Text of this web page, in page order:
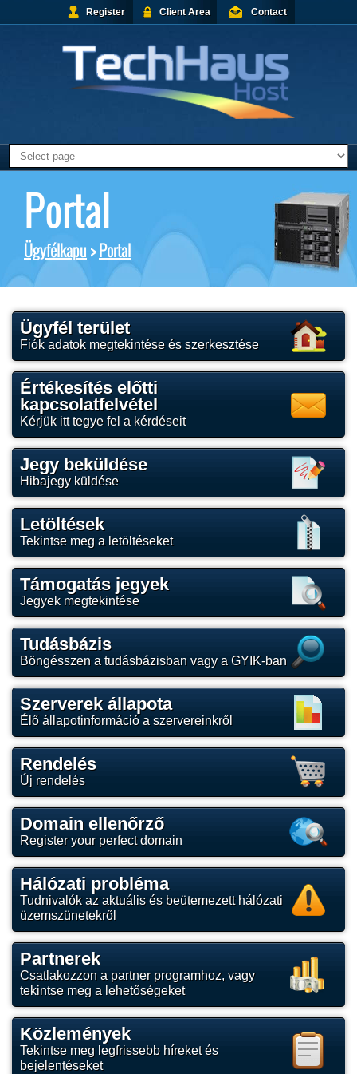
Register Client Area Contact
Portal
Ügyfélkapu >Portal
Ügyfél terület
Fiók adatok megtekintése és szerkesztése
Értékesítés előtti
kapcsolatfelvétel
Kérjük itt tegye fel a kérdéseit
Jegy beküldése
Hibajegy küldése
Letöltések
Tekintse meg a letöltéseket
Támogatás jegyek
Jegyek megtekintése
Tudásbázis
Böngésszen a tudásbázisban vagy a GYIK-ban
Szerverek állapota
Élő állapotinformáció a szervereinkről
Rendelés
Új rendelés
Domain ellenőrző
Register your perfect domain
Hálózati probléma
Tudnivalók az aktuális és beütemezett hálózati
üzemszünetekről
Partnerek
Csatlakozzon a partner programhoz, vagy
tekintse meg a lehetőségeket
Közlemények
Tekintse meg legfrissebb híreket és
bejelentéseket